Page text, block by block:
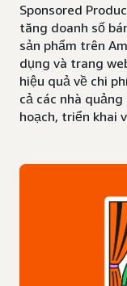
Sponsored
tăng doanh số
sản phẩm trên
dụng và trang
hiệu quả về chi
cả các nhà
hoạch, triển khai